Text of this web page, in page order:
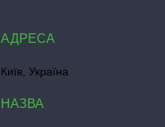
Київ, Україна